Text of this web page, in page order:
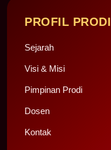
PROFIL PRODI
Sejarah
Visi & Misi
Pimpinan Prodi
Dosen
Kontak